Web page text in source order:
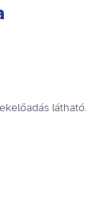
látható.